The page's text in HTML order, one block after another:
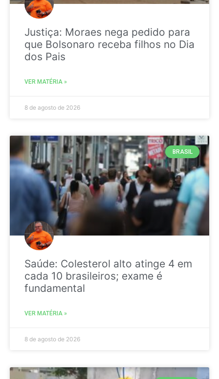
Justiça: Moraes nega pedido para
que Bolsonaro receba filhos no Dia
dos Pais
VER MATÉRIA »
8 de agosto de 2026
BRASIL
Saúde: Colesterol alto atinge 4 em
cada 10 brasileiros; exame é
fundamental
VER MATÉRIA »
8 de agosto de 2026